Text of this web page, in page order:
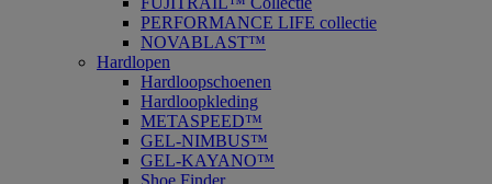
PERFORMANCE LIFE collectie
NOVABLAST™
Hardlopen
Hardloopschoenen
Hardloopkleding
METASPEED™
GEL-NIMBUS™
GEL-KAYANO™